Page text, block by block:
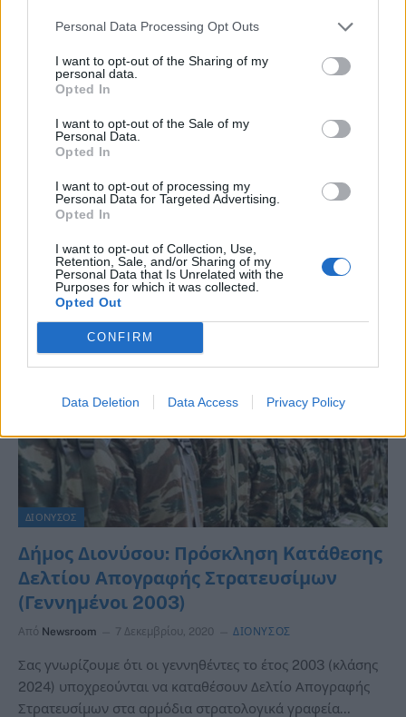
Personal Data Processing Opt Outs
I want to opt-out of the Sharing of my
personal data.
Opted In
I want to opt-out of the Sale of my
Personal Data.
Opted In
I want to opt-out of processing my
Personal Data for Targeted Advertising.
Opted In
I want to opt-out of Collection, Use,
Retention, Sale, and/or Sharing of my
Personal Data that Is Unrelated with the
Purposes for which it was collected.
Opted Out
CONFIRM
Data Deletion Data Access Privacy Policy
ΣΑΡΩΝΙΚΟΣ
Δήμος Σαρωνικού: Κατάρτιση
Στρατολογικών Πινάκων αρρένων του
Newsroom 28 Δεκεμβρίου, 2020 ΣΑΡΩΝΙΚΟΣ
κατάρτιση του Στρατολογικού Πίνακα (αφορά τα αγόρια
που είναι εγγεγραμμένα στα Μητρώα Αρρένων του…
ΔΙΟΝΥΣΟΣ
Δήμος Διονύσου: Πρόσκληση Kατάθεσης
Δελτίου Απογραφής Στρατευσίμων
(Γεννημένοι 2003)
Από Newsroom 7 Δεκεμβρίου, 2020 ΔΙΟΝΥΣΟΣ
Σας γνωρίζουμε ότι οι γεννηθέντες το έτος 2003 (κλάσης
2024) υποχρεούνται να καταθέσουν Δελτίο Απογραφής
Στρατευσίμων στα αρμόδια στρατολογικά γραφεία…